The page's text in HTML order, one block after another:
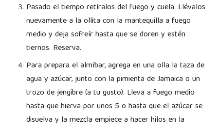
Pasado el tiempo retíralos del fuego y cuela. Llévalos
nuevamente a la ollita con la mantequilla a fuego
medio y deja sofreír hasta que se doren y estén
tiernos. Reserva.
Para prepara el almíbar, agrega en una olla la taza de
agua y azúcar, junto con la pimienta de Jamaica o un
trozo de jengibre (a tu gusto). Lleva a fuego medio
hasta que hierva por unos 5 o hasta que el azúcar se
disuelva y la mezcla empiece a hacer hilos en la